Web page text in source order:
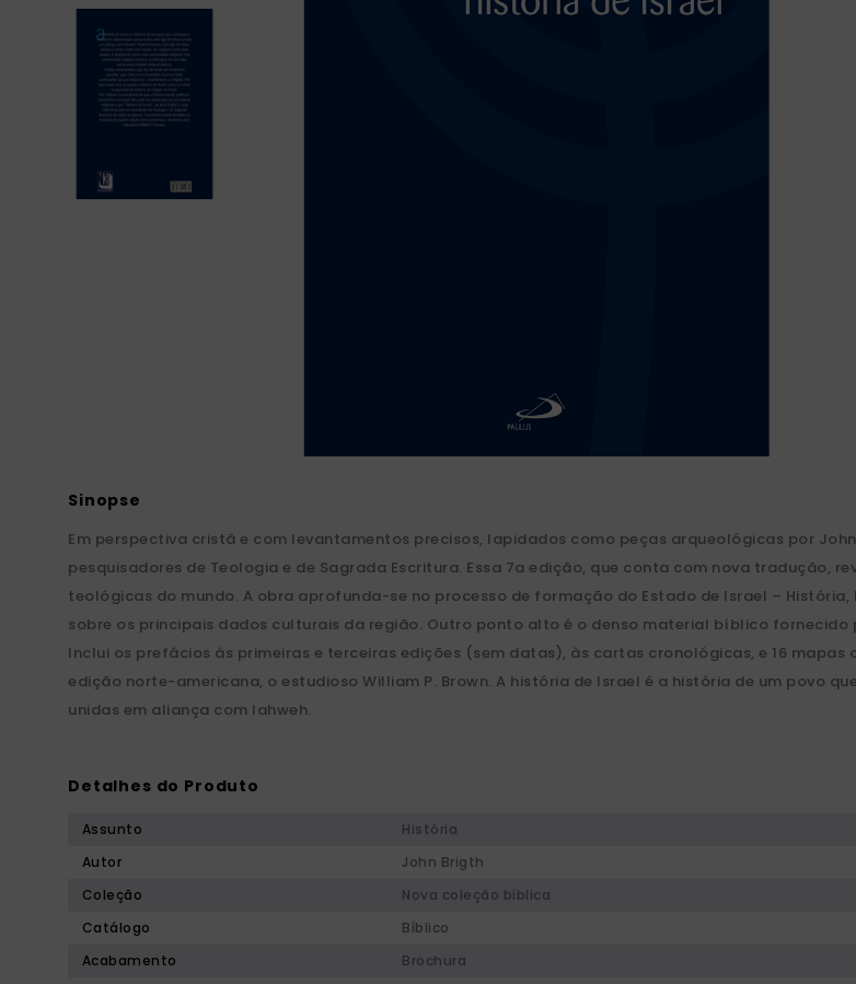
Em perspectiva cristã e com levantamentos precisos, lapidados como peças arqueológicas por
pesquisadores de Teologia e de Sagrada Escritura. Essa 7a edição, que conta com nova tradução,
teológicas do mundo. A obra aprofunda-se no processo de formação do Estado de Israel –
sobre os principais dados culturais da região. Outro ponto alto é o denso material bíblico
Inclui os prefácios às primeiras e terceiras edições (sem datas), às cartas cronológicas, e 16
edição norte-americana, o estudioso William P. Brown. A história de Israel é a história de um povo
unidas em aliança com lahweh.
Detalhes do Produto
Assunto
História
Autor
John Brigth
Coleção
Nova coleção bíblica
Catálogo
Bíblico
Acabamento
Brochura
bíblia ave maria